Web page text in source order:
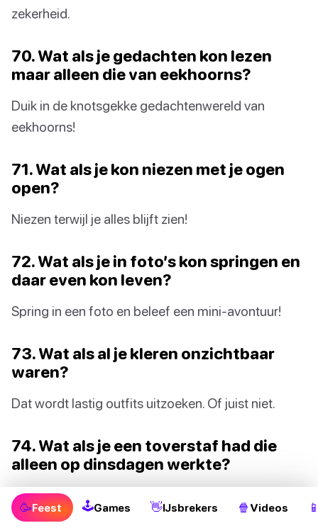
zekerheid.
70. Wat als je gedachten kon lezen
maar alleen die van eekhoorns?
Duik in de knotsgekke gedachtenwereld van
eekhoorns!
71. Wat als je kon niezen met je ogen
open?
Niezen terwijl je alles blijft zien!
72. Wat als je in foto’s kon springen en
daar even kon leven?
Spring in een foto en beleef een mini-avontuur!
73. Wat als al je kleren onzichtbaar
waren?
Dat wordt lastig outfits uitzoeken. Of juist niet.
74. Wat als je een toverstaf had die
alleen op dinsdagen werkte?
Elke dinsdag magische momenten beleven!
🥳Feest 🕹Games 👋IJsbrekers 🍿 Videos